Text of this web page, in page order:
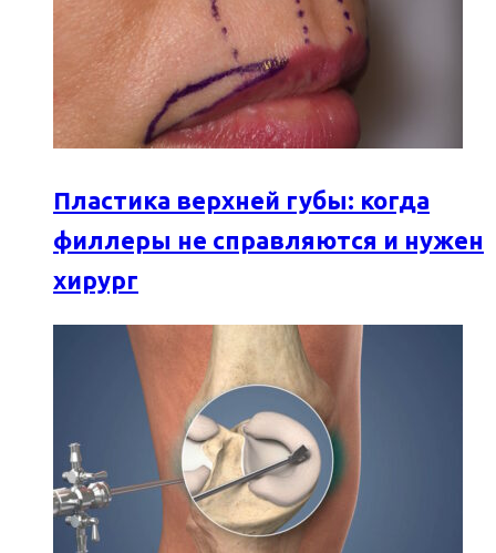
Пластика верхней губы: когда
филлеры не справляются и нужен
хирург